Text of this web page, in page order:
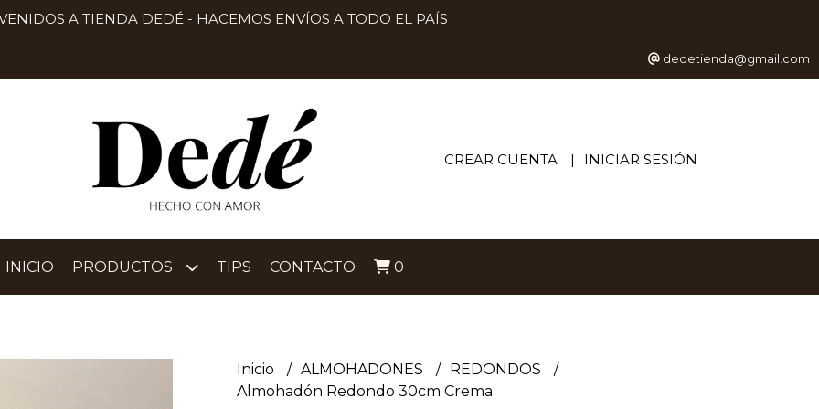
A TIENDA DEDÉ - HACEMOS ENVÍOS A TODO EL PAÍS
dedetienda@gmail.com
CREAR CUENTA INICIAR SESIÓN
INICIO PRODUCTOS TIPS CONTACTO 0
Inicio ALMOHADONES
REDONDOS
Almohadón Redondo 30cm Crema